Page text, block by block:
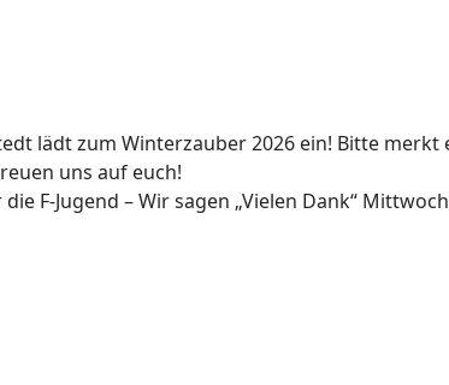
lädt zum Winterzauber 2026 ein! Bitte merkt
uns auf euch!
F-Jugend – Wir sagen „Vielen Dank“